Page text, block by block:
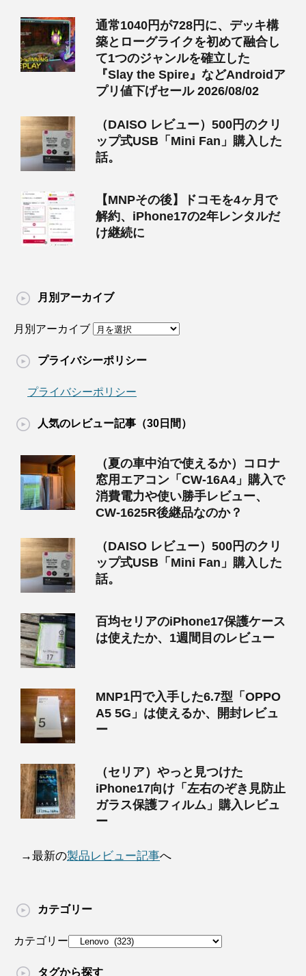
通常1040円が728円に、デッキ構
築とローグライクを初めて融合し
て1つのジャンルを確立した
『Slay the Spire』などAndroidア
プリ値下げセール 2026/08/02
（DAISO レビュー）500円のクリ
ップ式USB「Mini Fan」購入した
話。
【MNPその後】ドコモを4ヶ月で
解約、iPhone17の2年レンタルだ
け継続に
月別アーカイブ
月別アーカイブ
プライバシーポリシー
プライバシーポリシー
人気のレビュー記事（30日間）
（夏の車中泊で使えるか）コロナ
窓用エアコン「CW-16A4」購入で
消費電力や使い勝手レビュー、
CW-1625R後継品なのか？
（DAISO レビュー）500円のクリ
ップ式USB「Mini Fan」購入した
話。
百均セリアのiPhone17保護ケース
は使えたか、1週間目のレビュー
MNP1円で入手した6.7型「OPPO
A5 5G」は使えるか、開封レビュ
ー
（セリア）やっと見つけた
iPhone17向け「左右のぞき見防止
ガラス保護フィルム」購入レビュ
ー
→最新の製品レビュー記事へ
カテゴリー
カテゴリー
タグから探す